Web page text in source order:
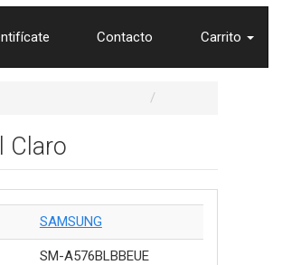
Contacto Carrito
Claro
SAMSUNG
SM-A576BLBBEUE